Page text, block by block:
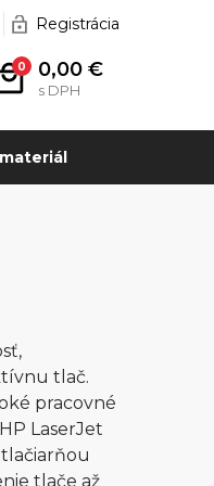
Registrácia
0 0,00 €
s DPH
tlač.
pracovné
LaserJet
tlače až